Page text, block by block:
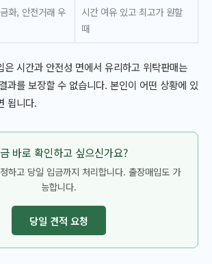
화, 안전거래 우
시간 여유 있고 최고가 원할
때
은 시간과 안전성 면에서 유리하고 위탁판매는
과를 보장할 수 없습니다. 본인이 어떤 상황에 있
됩니다.
바로 확인하고 싶으신가요?
하고 당일 입금까지 처리합니다. 출장매입도 가
능합니다.
당일 견적 요청